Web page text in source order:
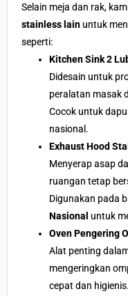
Selain meja dan rak,
stainless lain untuk
seperti:
Kitchen Sink 2
Didesain untuk
peralatan masak
Cocok untuk
nasional.
Exhaust Hood
Menyerap asap
ruangan tetap
Digunakan pada
Nasional untuk
Oven Pengering
Alat penting
mengeringkan
cepat dan higienis.